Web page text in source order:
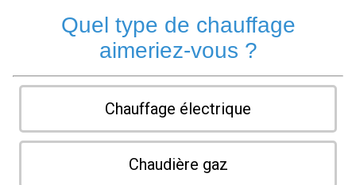
Quel type de chauffage
aimeriez-vous ?
Chauffage électrique
Chaudière gaz